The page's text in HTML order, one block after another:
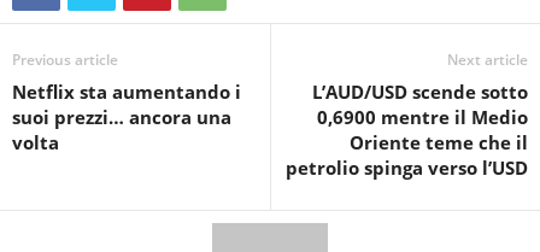
Previous article
Netflix sta aumentando i
suoi prezzi… ancora una
volta
Next article
L’AUD/USD scende sotto
0,6900 mentre il Medio
Oriente teme che il
petrolio spinga verso l’USD